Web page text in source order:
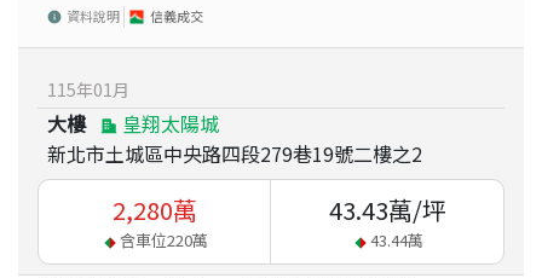
資料說明 信義成交
115年01 月
大樓
皇翔太陽城
新北市土城區中央路四段279巷19號二樓之2
2,280萬
含車位220萬
43.43萬/坪
43.44萬